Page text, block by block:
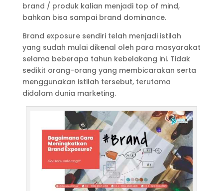
brand / produk kalian menjadi top of mind,
bahkan bisa sampai brand dominance.
Brand exposure sendiri telah menjadi istilah
yang sudah mulai dikenal oleh para masyarakat
selama beberapa tahun kebelakang ini. Tidak
sedikit orang-orang yang membicarakan serta
menggunakan istilah tersebut, terutama
didalam dunia marketing.